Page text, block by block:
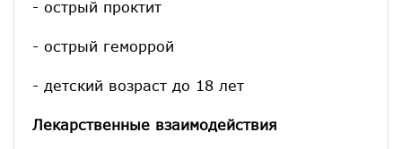
- острый проктит
- острый геморрой
- детский возраст до 18 лет
Лекарственные взаимодействия